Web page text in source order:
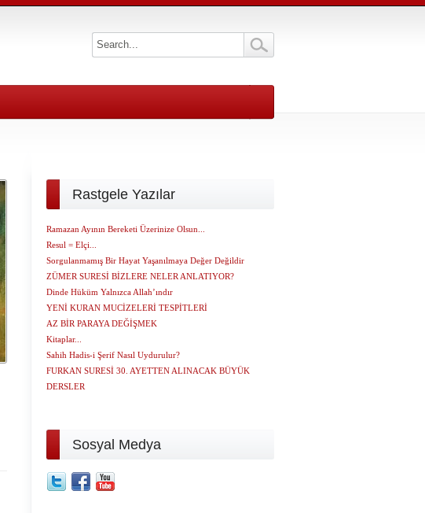
Rastgele Yazılar
Ramazan Ayının Bereketi Üzerinize Olsun...
Resul = Elçi...
Sorgulanmamış Bir Hayat Yaşanılmaya Değer Değildir
ZÜMER SURESİ BİZLERE NELER ANLATIYOR?
Dinde Hüküm Yalnızca Allah’ındır
YENİ KURAN MUCİZELERİ TESPİTLERİ
AZ BİR PARAYA DEĞİŞMEK
Kitaplar...
Sahih Hadis-i Şerif Nasıl Uydurulur?
FURKAN SURESİ 30. AYETTEN ALINACAK BÜYÜK
DERSLER
Sosyal Medya